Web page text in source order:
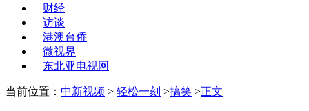
财经
访谈
港澳台侨
微视界
东北亚电视网
当前位置： 中新视频 > 轻松一刻 >搞笑 >正文